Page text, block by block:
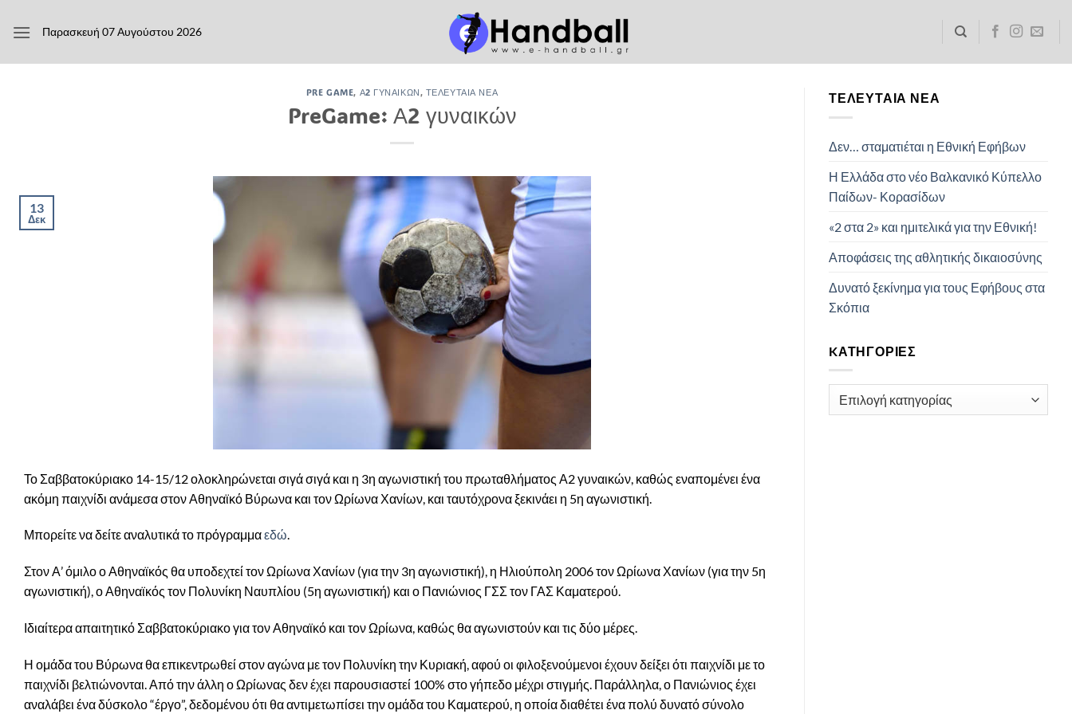
στο
Παρασκευή 07 Αυγούστου 2026
PRE GAME, Α2 ΓΥΝΑΙΚΏΝ, ΤΕΛΕΥΤΑΊΑ ΝΈΑ
PreGame: Α2 γυναικών
13
Δεκ
Το Σαββατοκύριακο 14-15/12 ολοκληρώνεται σιγά σιγά και η 3η αγωνιστική του πρωταθλήματος Α2 γυναικών, καθώς εναπομένει ένα
ακόμη παιχνίδι ανάμεσα στον Αθηναϊκό Βύρωνα και τον Ωρίωνα Χανίων, και ταυτόχρονα ξεκινάει η 5η αγωνιστική.
Μπορείτε να δείτε αναλυτικά το πρόγραμμαεδώ.
Στον Α’ όμιλο ο Αθηναϊκός θα υποδεχτεί τον Ωρίωνα Χανίων (για την 3η αγωνιστική), η Ηλιούπολη 2006 τον Ωρίωνα Χανίων (για την 5η
αγωνιστική), ο Αθηναϊκός τον Πολυνίκη Ναυπλίου (5η αγωνιστική) και ο Πανιώνιος ΓΣΣ τον ΓΑΣ Καματερού.
Ιδιαίτερα απαιτητικό Σαββατοκύριακο για τον Αθηναϊκό και τον Ωρίωνα, καθώς θα αγωνιστούν και τις δύο μέρες.
Η ομάδα του Βύρωνα θα επικεντρωθεί στον αγώνα με τον Πολυνίκη την Κυριακή, αφού οι φιλοξενούμενοι έχουν δείξει ότι παιχνίδι με το
παιχνίδι βελτιώνονται. Από την άλλη ο Ωρίωνας δεν έχει παρουσιαστεί 100% στο γήπεδο μέχρι στιγμής. Παράλληλα, ο Πανιώνιος έχει
αναλάβει ένα δύσκολο “έργο”, δεδομένου ότι θα αντιμετωπίσει την ομάδα του Καματερού, η οποία διαθέτει ένα πολύ δυνατό σύνολο
ΤΕΛΕΥΤΑΊΑ ΝΈΑ
Δεν… σταματιέται η Εθνική Εφήβων
Η Ελλάδα στο νέο Βαλκανικό Κύπελλο
Παίδων- Κορασίδων
«2 στα 2» και ημιτελικά για την Εθνική!
Αποφάσεις της αθλητικής δικαιοσύνης
Δυνατό ξεκίνημα για τους Εφήβους στα
Σκόπια
KΑΤΗΓΟΡΊΕΣ
Kατηγορίες